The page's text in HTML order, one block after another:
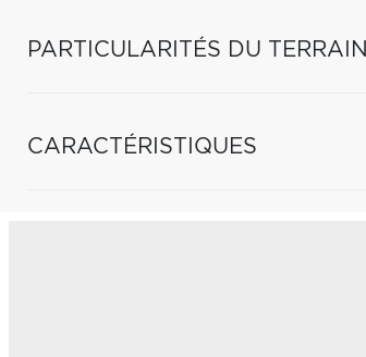
PARTICULARITÉS DU TERRAIN
CARACTÉRISTIQUES